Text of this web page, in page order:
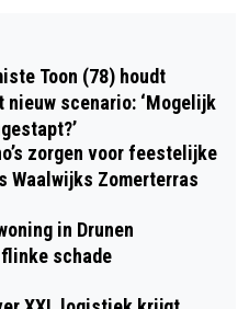
WEG OP DE A59
OP ZIJN KOP
ECHT DE SJAAK,
KANKER
Toon (78) houdt
nieuw scenario: ‘Mogelijk
zorgen voor feestelijke
Waalwijks Zomerterras
in Drunen
schade